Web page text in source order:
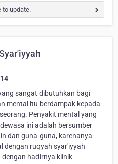
to update.
sangat dibutuhkan bagi
mental itu berdampak kepada
Penyakit mental yang
ini adalah bersumber
dan guna-guna, karenanya
dengan ruqyah syar'iyyah
hadirnya klinik